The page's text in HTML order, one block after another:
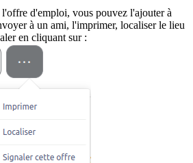
d'emploi, vous pouvez l'ajouter à
à un ami, l'imprimer, localiser le lieu
en cliquant sur :